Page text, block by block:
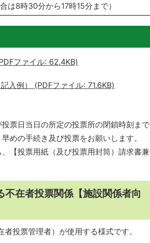
は8時30分から17時15分まで）
ファイル: 62.4KB)
入例） (PDFファイル: 71.6KB)
票日当日の所定の投票所の閉鎖時刻まで
めの手続き及び投票をお願いします。
【投票用紙（及び投票用封筒）請求書兼
在者投票関係【施設関係者向
投票管理者）が使用する様式です。